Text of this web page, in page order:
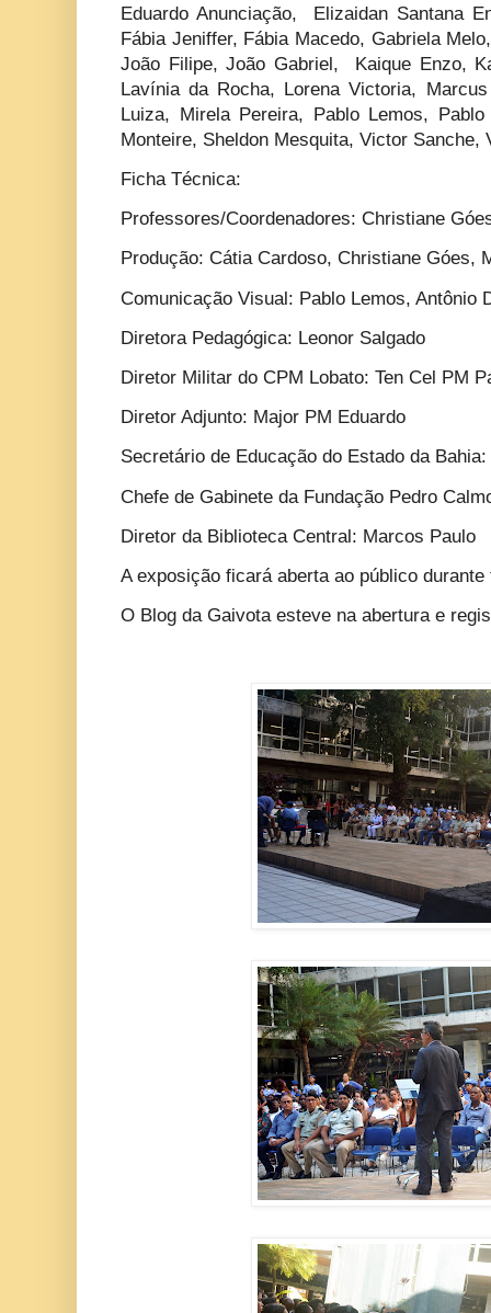
Eduardo Anunciação, Elizaidan Santana
Fábia Jeniffer, Fábia Macedo, Gabriela
João Filipe, João Gabriel, Kaique Enzo,
Lavínia da Rocha, Lorena Victoria,
Luiza, Mirela Pereira, Pablo Lemos,
Monteire, Sheldon Mesquita, Victor
Ficha Técnica:
Professores/Coordenadores: Christiane
Produção: Cátia Cardoso, Christiane Góes,
Comunicação Visual: Pablo Lemos, Antônio
Diretora Pedagógica: Leonor Salgado
Diretor Militar do CPM Lobato: Ten Cel PM
Diretor Adjunto: Major PM Eduardo
Secretário de Educação do Estado da
Chefe de Gabinete da Fundação Pedro
Diretor da Biblioteca Central: Marcos Paulo
A exposição ficará aberta ao público
O Blog da Gaivota esteve na abertura e